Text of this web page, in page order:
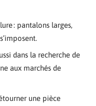
: pantalons larges,
dans la recherche de
aux marchés de
une pièce